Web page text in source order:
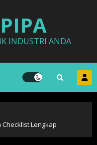
INDUSTRI ANDA
Lengkap